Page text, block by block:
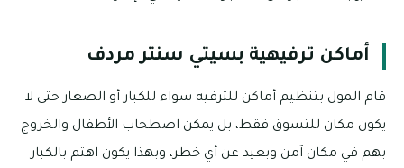
أماكن ترفيهية بسيتي سنتر مردف
قام المول بتنظيم أماكن للترفيه سواء للكبار أو الصغار حتى لا
يكون مكان للتسوق فقط، بل يمكن اصطحاب الأطفال والخروج
بهم في مكان آمن وبعيد عن أي خطر، وبهذا يكون اهتم بالكبار